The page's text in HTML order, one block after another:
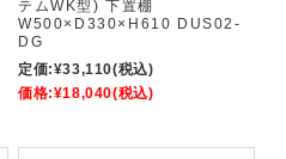
テムWK型) 下置棚
W500×D330×H610 DUS02-
DG
定価:¥33,110(税込)
価格:¥18,040(税込)